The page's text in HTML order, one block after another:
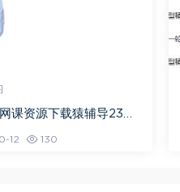
课资源下载猿辅导23年
12 130